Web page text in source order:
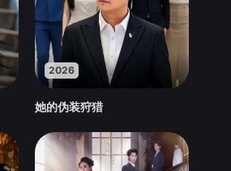
2026
她的伪装狩猎